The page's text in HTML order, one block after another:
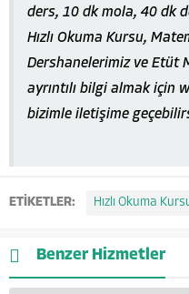
ders, 10 dk mola, 40 dk
Hızlı Okuma Kursu,
Dershanelerimiz ve Etüt
ayrıntılı bilgi almak için
bizimle iletişime
ETİKETLER: Hızlı Okuma
Benzer Hizmetler